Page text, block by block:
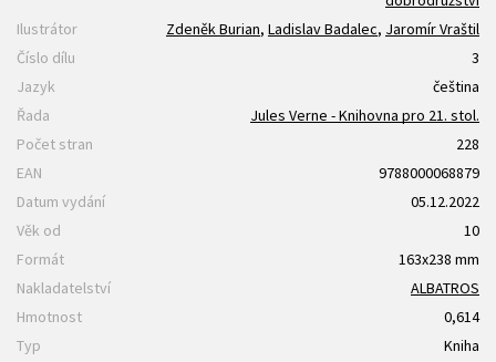
Ilustrátor
Zdeněk Burian, Ladislav Badalec, Jaromír Vraštil
Číslo dílu
3
Jazyk
čeština
Řada
Jules Verne - Knihovna pro 21. stol.
Počet stran
228
EAN
9788000068879
Datum vydání
05.12.2022
Věk od
10
Formát
163x238 mm
Nakladatelství
ALBATROS
Hmotnost
0,614
Typ
Kniha